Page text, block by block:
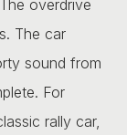
overdrive
The car
sound from
For
rally car,